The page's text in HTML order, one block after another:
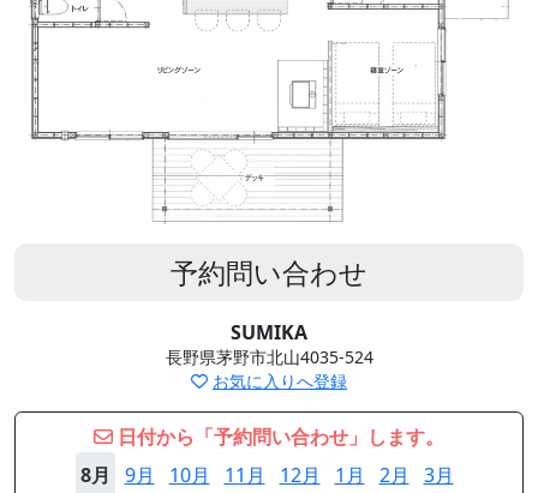
予約問い合わせ
SUMIKA
長野県茅野市北山4035-524
お気に入りへ登録
日付から「予約問い合わせ」します。
8月
9月 10月 11月 12月 1月 2月 3月